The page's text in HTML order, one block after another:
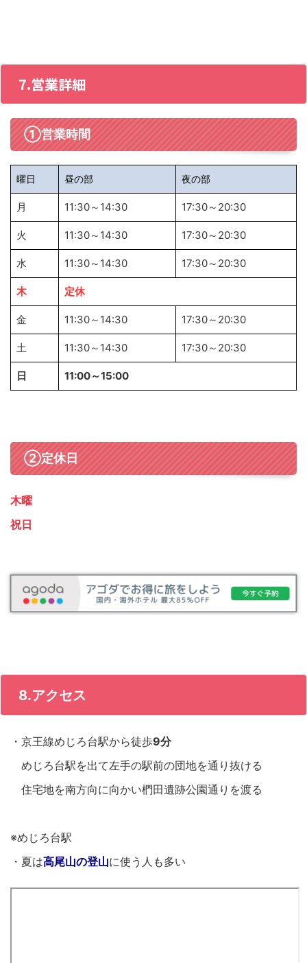
7.営業詳細
①営業時間
曜日 昼の部 夜の部
月 11:30～14:30 17:30～20:30
火 11:30～14:30 17:30～20:30
水 11:30～14:30 17:30～20:30
木 定休
金 11:30～14:30 17:30～20:30
土 11:30～14:30 17:30～20:30
日 11:00～15:00
②定休日
木曜
祝日
8.アクセス
・京王線めじろ台駅から徒歩9分
めじろ台駅を出て左手の駅前の団地を通り抜ける
住宅地を南方向に向かい椚田遺跡公園通りを渡る
※めじろ台駅
・夏は高尾山の登山に使う人も多い